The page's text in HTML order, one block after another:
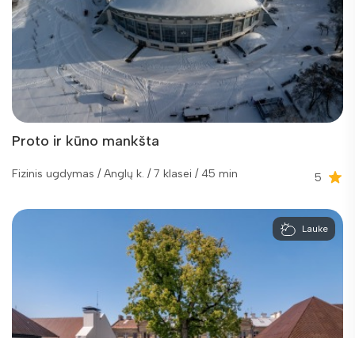
Proto ir kūno mankšta
Fizinis ugdymas / Anglų k. / 7 klasei / 45 min 5
Lauke